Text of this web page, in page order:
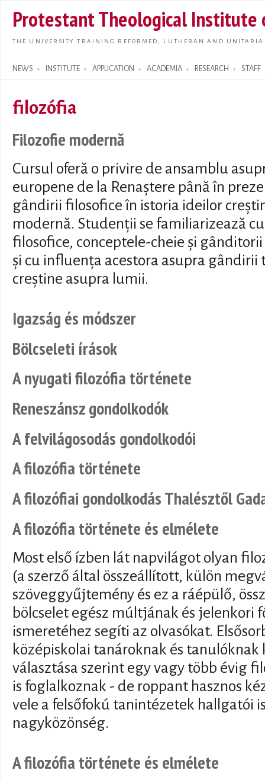
main
Protestant Theological Institute
THE UNIVERSITY TRAINING REFORMED, LUTHERAN AND
NEWS INSTITUTE APPLICATION ACADEMIA RESEARCH STAFF
Search form
filozófia
Filozofie modernă
Cursul oferă o privire de ansamblu
europene de la Renaștere până în
gândirii filosofice în istoria ideilor
modernă. Studenții se familiarizează
filosofice, conceptele-cheie și
și cu influența acestora asupra gândirii
creștine asupra lumii.
Igazság és módszer
Bölcseleti írások
A nyugati filozófia története
Reneszánsz gondolkodók
A felvilágosodás gondolkodói
A filozófia története
A filozófiai gondolkodás Thalésztől
A filozófia története és elmélete
Most első ízben lát napvilágot olyan
(a szerző által összeállított, külön
szöveggyűjtemény és ez a ráépülő,
bölcselet egész múltjának és jelenkori
ismeretéhez segíti az olvasókat.
középiskolai tanároknak és
választása szerint egy vagy több évig
is foglalkoznak - de roppant hasznos
vele a felsőfokú tanintézetek hallgatói
nagyközönség.
A filozófia története és elmélete